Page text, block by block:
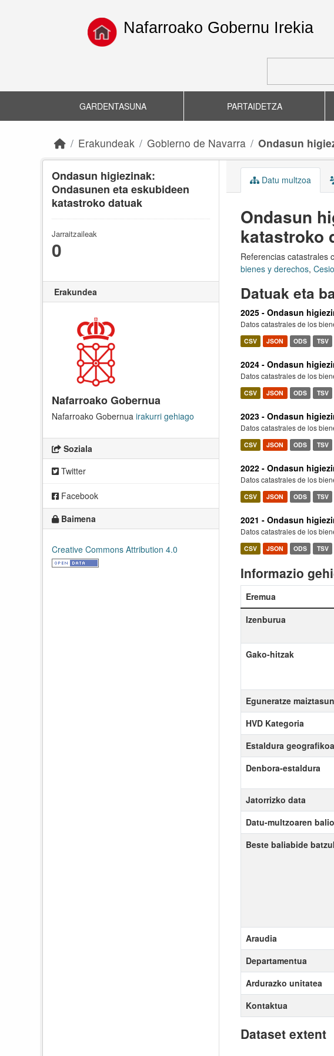
Nafarroako Gobernu Irekia
GARDENTASUNA PARTAIDETZA
Erakundeak Gobierno de Navarra Ondasun
Ondasun higiezinak:
Ondasunen eta eskubideen
katastroko datuak
Jarraitzaileak
0
Erakundea
Nafarroako Gobernua
Nafarroako Gobernua irakurri gehiago
Soziala
Twitter
Facebook
Baimena
Creative Commons Attribution 4.0
Datu multzoa
Ondasun
katastroko
Referencias catastrales
bienes y derechos,
Datuak eta
2025 - Ondasun
Datos catastrales de los
CSV JSON ODS TSV
2024 - Ondasun
Datos catastrales de los
CSV JSON ODS TSV
2023 - Ondasun
Datos catastrales de los
CSV JSON ODS TSV
2022 - Ondasun
Datos catastrales de los
CSV JSON ODS TSV
2021 - Ondasun
Datos catastrales de los
CSV JSON ODS TSV
Informazio
Eremua
Izenburua
Gako-hitzak
Eguneratze
HVD Kategoria
Estaldura geografikoa
Denbora-estaldura
Jatorrizko data
Datu-multzoaren
Beste baliabide
Araudia
Departamentua
Ardurazko unitatea
Kontaktua
Dataset extent